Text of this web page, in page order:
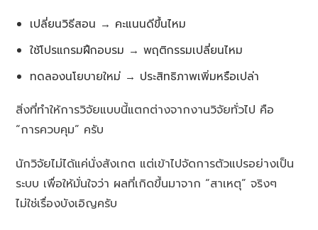
เปลี่ยนวิธีสอน → คะแนนดีขึ้นไหม
ใช้โปรแกรมฝึกอบรม → พฤติกรรมเปลี่ยนไหม
ทดลองนโยบายใหม่ → ประสิทธิภาพเพิ่มหรือเปล่า
สิ่งที่ทำให้การวิจัยแบบนี้แตกต่างจากงานวิจัยทั่วไป คือ
“การควบคุม” ครับ
นักวิจัยไม่ได้แค่นั่งสังเกต แต่เข้าไปจัดการตัวแปรอย่างเป็น
ระบบ เพื่อให้มั่นใจว่า ผลที่เกิดขึ้นมาจาก “สาเหตุ” จริงๆ
ไม่ใช่เรื่องบังเอิญครับ